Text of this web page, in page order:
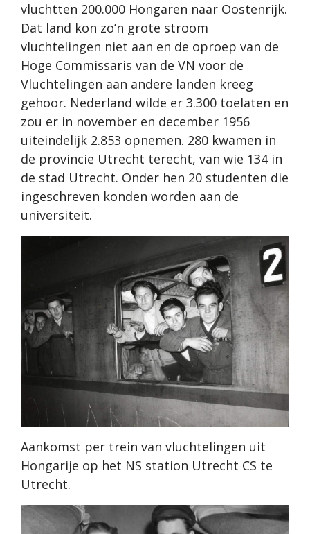
vluchtten 200.000 Hongaren naar Oostenrijk.
Dat land kon zo’n grote stroom
vluchtelingen niet aan en de oproep van de
Hoge Commissaris van de VN voor de
Vluchtelingen aan andere landen kreeg
gehoor. Nederland wilde er 3.300 toelaten en
zou er in november en december 1956
uiteindelijk 2.853 opnemen. 280 kwamen in
de provincie Utrecht terecht, van wie 134 in
de stad Utrecht. Onder hen 20 studenten die
ingeschreven konden worden aan de
universiteit.
Aankomst per trein van vluchtelingen uit
Hongarije op het NS station Utrecht CS te
Utrecht.